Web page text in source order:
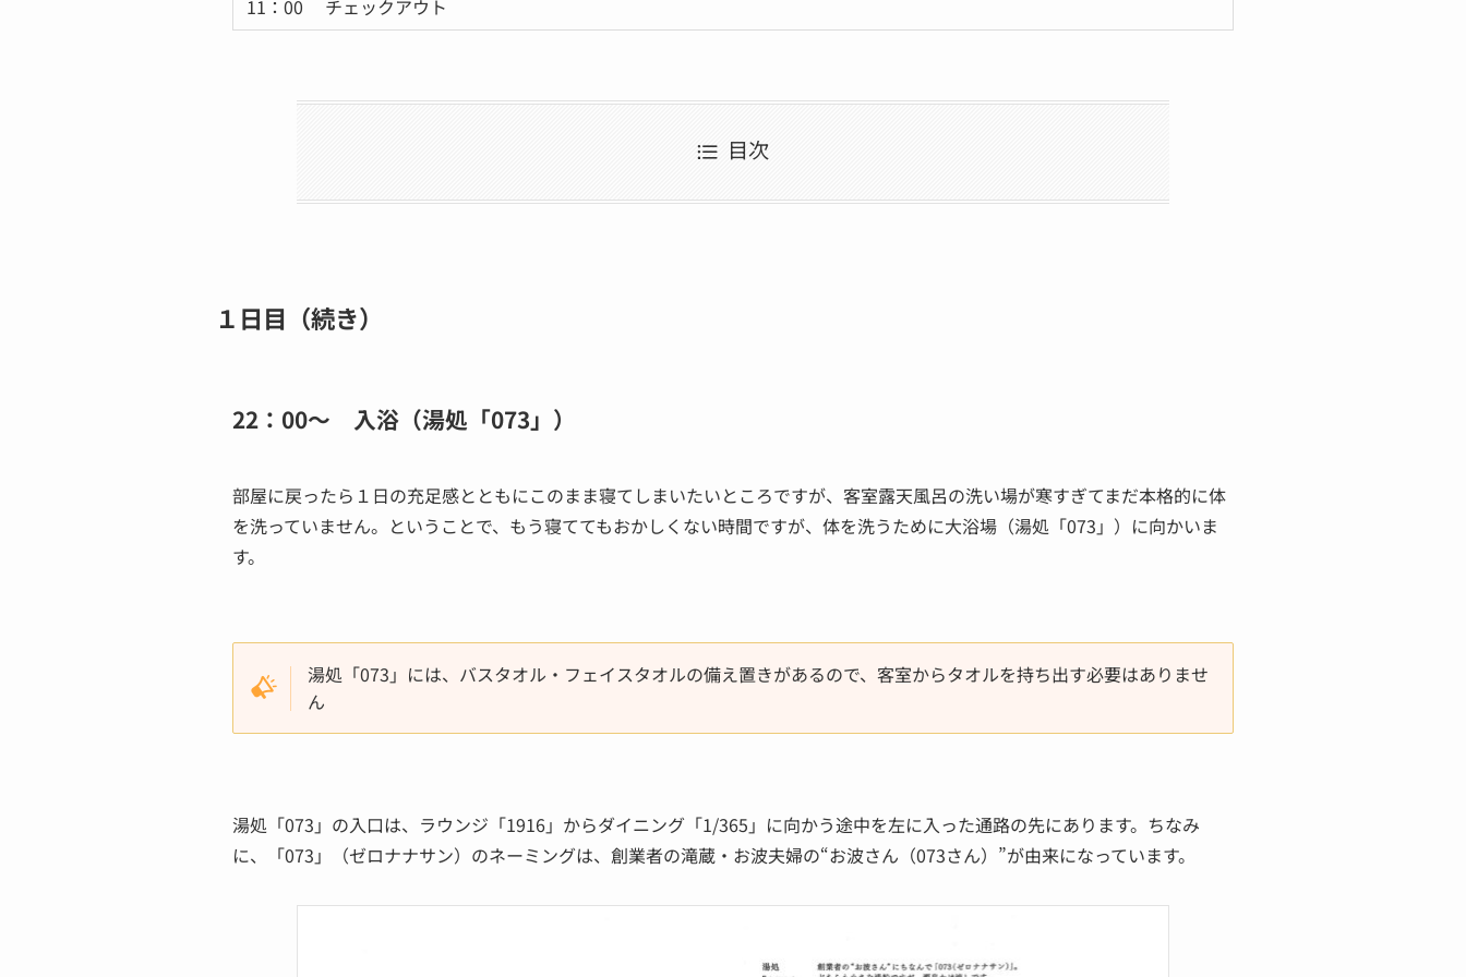
11：00 チェックアウト
目次
１日目（続き）
22：00～ 入浴（湯処「073」）
部屋に戻ったら１日の充足感とともにこのまま寝てしまいたいところですが、客室露天風呂の洗い場が寒すぎてまだ本格的に体
を洗っていません。ということで、もう寝ててもおかしくない時間ですが、体を洗うために大浴場（湯処「073」）に向かいま
す。
湯処「073」には、バスタオル・フェイスタオルの備え置きがあるので、客室からタオルを持ち出す必要はありませ
ん
湯処「073」の入口は、ラウンジ「1916」からダイニング「1/365」に向かう途中を左に入った通路の先にあります。ちなみ
に、「073」（ゼロナナサン）のネーミングは、創業者の滝蔵・お波夫婦の“お波さん（073さん）”が由来になっています。